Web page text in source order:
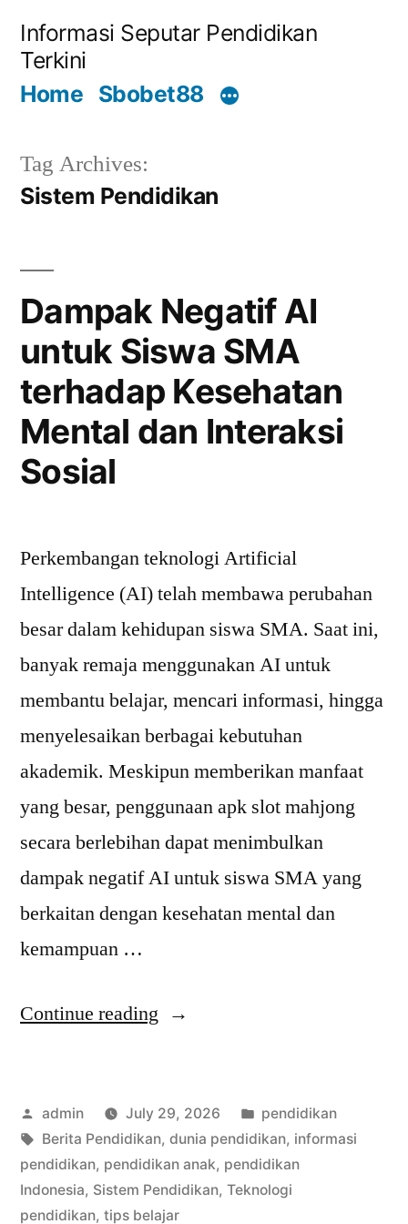
content
Informasi Seputar Pendidikan
Terkini
Home Sbobet88
Tag Archives:
Sistem Pendidikan
Dampak Negatif AI
untuk Siswa SMA
terhadap Kesehatan
Mental dan Interaksi
Sosial
Perkembangan teknologi Artificial
Intelligence (AI) telah membawa perubahan
besar dalam kehidupan siswa SMA. Saat ini,
banyak remaja menggunakan AI untuk
membantu belajar, mencari informasi, hingga
menyelesaikan berbagai kebutuhan
akademik. Meskipun memberikan manfaat
yang besar, penggunaan apk slot mahjong
secara berlebihan dapat menimbulkan
dampak negatif AI untuk siswa SMA yang
berkaitan dengan kesehatan mental dan
kemampuan …
Continue reading “Dampak
untuk
Siswa
SMA
Posted
by
admin July 29, 2026
Posted
in
pendidikan
Tags:
Berita Pendidikan, dunia pendidikan, informasi
pendidikan, pendidikan anak, pendidikan
Indonesia, Sistem Pendidikan, Teknologi
pendidikan, tips belajar